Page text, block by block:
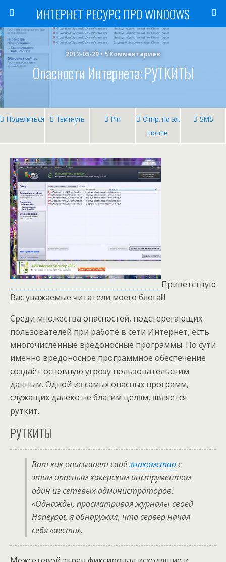
ИНТЕРНЕТ РЕСУРС ПРО WINDOWS
2012-05-29 • 5 Комментариев
Опасности Интернета: РУТКИТЫ
Поделиться Твитнуть Pin
Отпр. по эл.
почте
SMS
Приветствую
Вас уважаемые читатели моего блога!!!
Среди множества опасностей, подстерегающих
пользователей при работе в сети Интернет, есть
многочисленные вредоносные программы. По сути
именно вредоносное программное обеспечение
создаёт основную угрозу пользовательским
данным. Одной из самых опасных программ,
служащих далеко не благим целям, является
руткит.
РУТКИТЫ
Вот как описывает своёзнакомствос
этим опасным хакерским инструментом
один из сетевых администраторов:
«Однажды, просматривая журналы своей
Honeypot, я обнаружил, что сервер начал
себя «вести».